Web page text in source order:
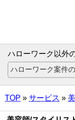
ハローワーク以外
TOP » サービス »